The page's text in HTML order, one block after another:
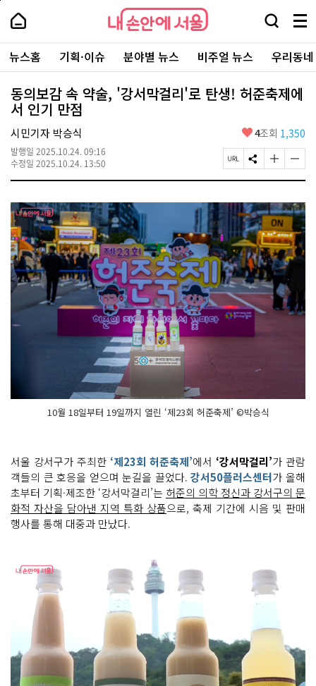
본
로
가
내
손
안
에
서
울
-
서
울
시
대
표
소
통
포
내
손
에
울
검
창
열
기
메
뉴
전
체
보
기
주
요
서
뉴스홈 기획·이슈 분야별 뉴스 비주얼 뉴스 우리동
동의보감 속 약술, '강서막걸리'로 탄생! 허준축제에
서 인기 만점
시민기자 박승식
발행일 2025.10.24. 09:16
수정일 2025.10.24. 13:50
좋
요
4조회 1,350
페
이
U
R
L
복
사
S
N
공
유
하
기
글
자
기
크
게
변
경
하
기
글
자
기
작
게
변
경
하
10월 18일부터 19일까지 열린 ‘제23회 허준축제’ ©박승식
서울 강서구가 주최한 ‘제23회 허준축제’에서 ‘강서막걸리’가 관람
객들의 큰 호응을 얻으며 눈길을 끌었다.강서50플러스센터가 올해
초부터 기획·제조한 ‘강서막걸리’는 허준의 의학 정신과 강서구의 문
화적 자산을 담아낸 지역 특화 상품으로, 축제 기간에 시음 및 판매
행사를 통해 대중과 만났다.
페
상
단
로